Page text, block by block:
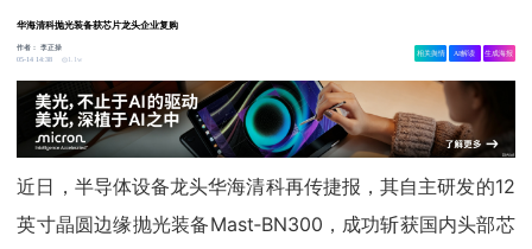
华海清科抛光装备获芯片龙头企业复购
作者：李正操
05-14 14:38
1.1w
相关舆情 AI解读 生成海报
近日，半导体设备龙头华海清科再传捷报，其自主研发的12
英寸晶圆边缘抛光装备Mast‑BN300，成功斩获国内头部芯